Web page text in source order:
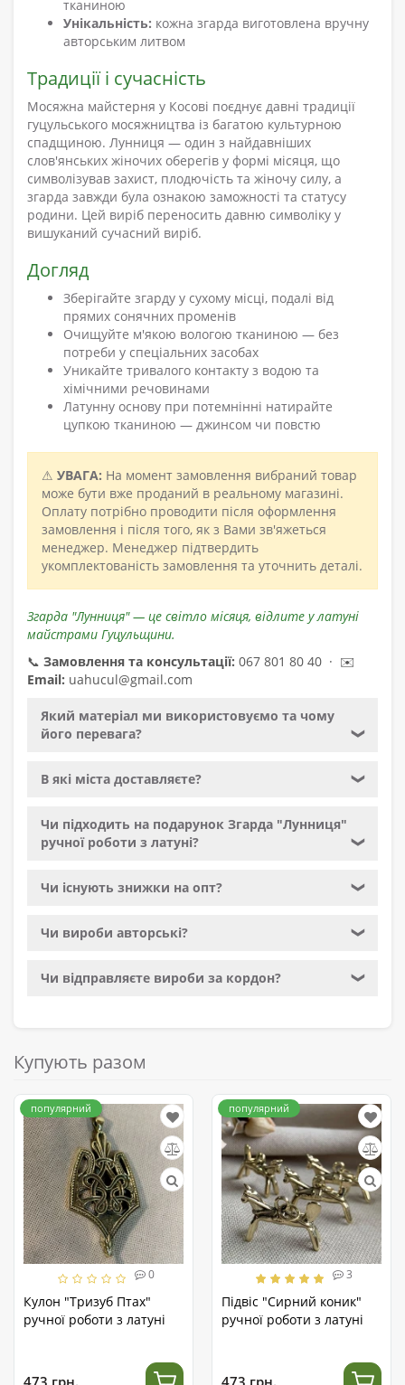
тканиною
Унікальність: кожна згарда виготовлена вручну
авторським литвом
Традиції і сучасність
Мосяжна майстерня у Косові поєднує давні традиції
гуцульського мосяжництва із багатою культурною
спадщиною. Лунниця — один з найдавніших
слов'янських жіночих оберегів у формі місяця, що
символізував захист, плодючість та жіночу силу, а
згарда завжди була ознакою заможності та статусу
родини. Цей виріб переносить давню символіку у
вишуканий сучасний виріб.
Догляд
Зберігайте згарду у сухому місці, подалі від
прямих сонячних променів
Очищуйте м'якою вологою тканиною — без
потреби у спеціальних засобах
Уникайте тривалого контакту з водою та
хімічними речовинами
Латунну основу при потемнінні натирайте
цупкою тканиною — джинсом чи повстю
⚠ УВАГА: На момент замовлення вибраний товар
може бути вже проданий в реальному магазині.
Оплату потрібно проводити після оформлення
замовлення і після того, як з Вами зв'яжеться
менеджер. Менеджер підтвердить
укомплектованість замовлення та уточнить деталі.
Згарда "Лунниця" — це світло місяця, відлите у латуні
майстрами Гуцульщини.
📞 Замовлення та консультації: 067 801 80 40 · ✉️
Email: uahucul@gmail.com
Який матеріал ми використовуємо та чому
його перевага?
❯
В які міста доставляєте? ❯
Чи підходить на подарунок Згарда "Лунниця"
ручної роботи з латуні?
❯
Чи існують знижки на опт? ❯
Чи вироби авторські? ❯
Чи відправляєте вироби за кордон? ❯
Купують разом
популярний
0
Кулон "Тризуб Птах"
ручної роботи з латуні
473 грн.
популярний
3
Підвіс "Сирний коник"
ручної роботи з латуні
473 грн.